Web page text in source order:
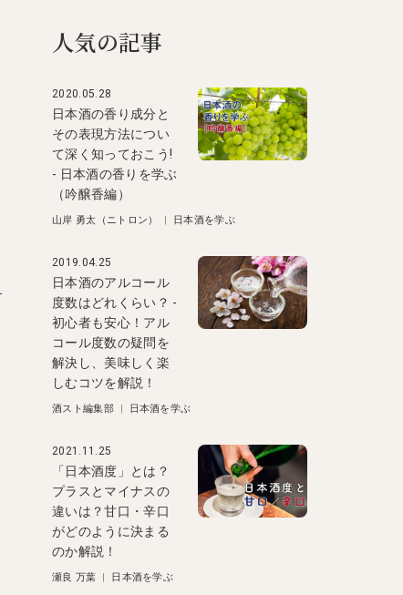
人気の記事
2020.05.28
日本酒の香り成分と
その表現方法につい
て深く知っておこう!
- 日本酒の香りを学ぶ
（吟醸香編）
山岸 勇太（ニトロン） | 日本酒を学ぶ
2019.04.25
日本酒のアルコール
度数はどれくらい？ -
初心者も安心！アル
コール度数の疑問を
解決し、美味しく楽
しむコツを解説！
酒スト編集部| 日本酒を学ぶ
2021.11.25
「日本酒度」とは？
プラスとマイナスの
違いは？甘口・辛口
がどのように決まる
のか解説！
瀬良 万葉 | 日本酒を学ぶ